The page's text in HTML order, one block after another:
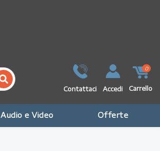
Contattaci Accedi
0
Carrello
Audio e Video Offerte